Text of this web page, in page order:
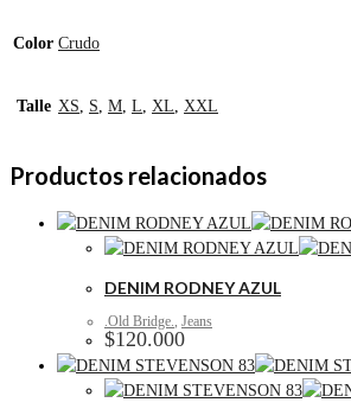
Color Crudo
Talle XS, S, M, L, XL, XXL
Productos relacionados
DENIM RODNEY AZUL
.Old Bridge. Jeans
$120.000